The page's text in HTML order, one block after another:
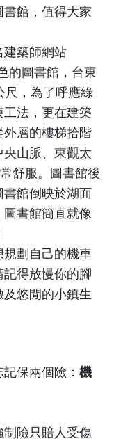
館，值得大家
築師網站
的圖書館，台東
尺，為了呼應綠
法，更在建築
層的樓梯拾階
山脈、東觀太
舒服。圖書館後
館倒映於湖面
書館簡直就像
劃自己的機車
得放慢你的腳
悠閒的小鎮生
保兩個險： 機
險只賠人受傷